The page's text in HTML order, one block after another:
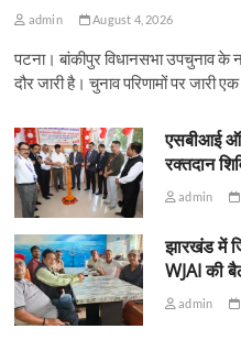
admin August 4, 2026
पटना। बांकीपुर विधानसभा उपचुनाव के
दौर जारी है। चुनाव परिणामों पर जारी
एसबीआई
रक्तदान
admin
झारखंड में
WJAI की
admin